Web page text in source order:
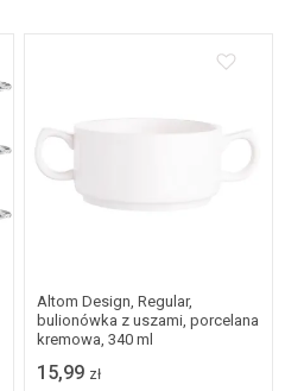
Altom Design, Regular,
bulionówka z uszami, porcelana
kremowa, 340 ml
15,99 zł